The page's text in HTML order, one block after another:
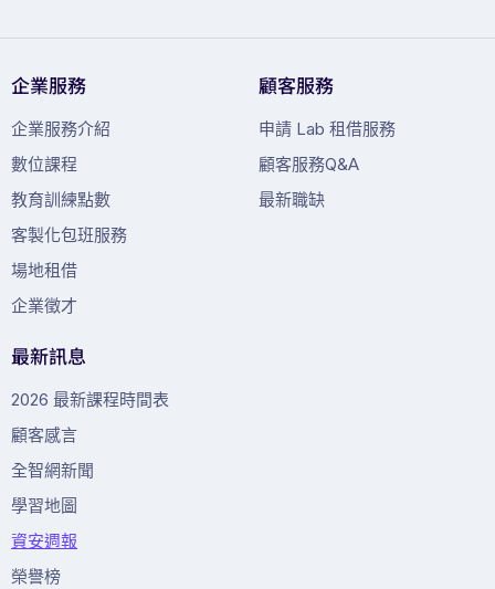
企業服務
企業服務介紹
數位課程
教育訓練點數
客製化包班服務
場地租借
企業徵才
顧客服務
申請 Lab 租借服務
顧客服務Q&A
最新職缺
最新訊息
2026 最新課程時間表
顧客感言
全智網新聞
學習地圖
資安週報
榮譽榜